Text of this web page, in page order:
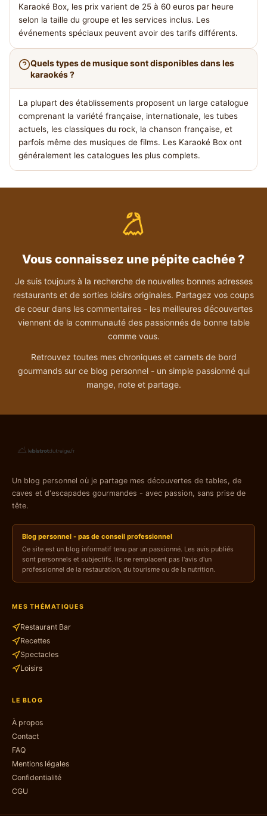
Karaoké Box, les prix varient de 25 à 60 euros par heure
selon la taille du groupe et les services inclus. Les
événements spéciaux peuvent avoir des tarifs différents.
Quels types de musique sont disponibles dans les
karaokés ?
La plupart des établissements proposent un large catalogue
comprenant la variété française, internationale, les tubes
actuels, les classiques du rock, la chanson française, et
parfois même des musiques de films. Les Karaoké Box ont
généralement les catalogues les plus complets.
Vous connaissez une pépite cachée ?
Je suis toujours à la recherche de nouvelles bonnes adresses
restaurants et de sorties loisirs originales. Partagez vos coups
de coeur dans les commentaires - les meilleures découvertes
viennent de la communauté des passionnés de bonne table
comme vous.
Retrouvez toutes mes chroniques et carnets de bord
gourmands sur ce blog personnel - un simple passionné qui
mange, note et partage.
Un blog personnel où je partage mes découvertes de tables, de
caves et d'escapades gourmandes - avec passion, sans prise de
tête.
Blog personnel - pas de conseil professionnel
Ce site est un blog informatif tenu par un passionné. Les avis publiés
sont personnels et subjectifs. Ils ne remplacent pas l'avis d'un
professionnel de la restauration, du tourisme ou de la nutrition.
MES THÉMATIQUES
Restaurant Bar
Recettes
Spectacles
Loisirs
LE BLOG
À propos
Contact
FAQ
Mentions légales
Confidentialité
CGU